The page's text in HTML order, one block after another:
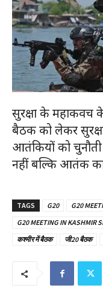
सुरक्षा के महाकवच
बैठक को लेकर
आतंकियों को
नहीं बल्कि आतंक
TAGS G20 G20
G20 MEETING IN KASHMIR
कश्मीर में बैठक
जी20 बैठक